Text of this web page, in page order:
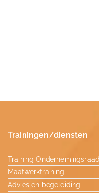
Trainingen/diensten
Training Ondernemingsraad
Maatwerktraining
Advies en begeleiding